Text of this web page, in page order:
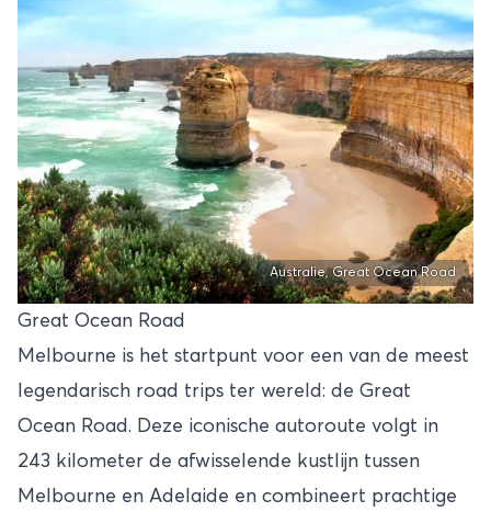
Australie, Great Ocean Road
Great Ocean Road
Melbourne is het startpunt voor een van de meest
legendarisch road trips ter wereld: de Great
Ocean Road. Deze iconische autoroute volgt in
243 kilometer de afwisselende kustlijn tussen
Melbourne en Adelaide en combineert prachtige